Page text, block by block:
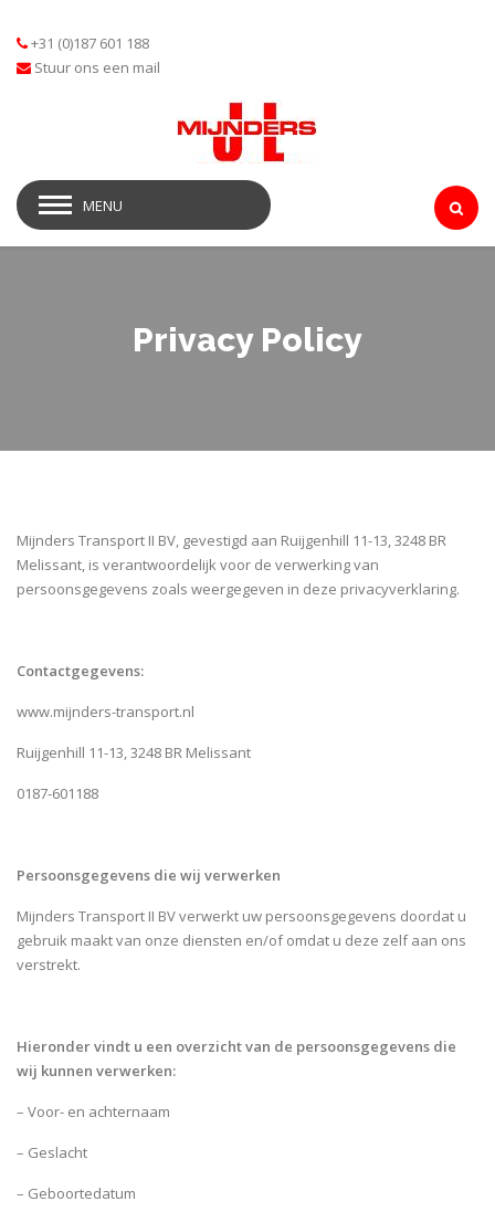
+31 (0)187 601 188
Stuur ons een mail
MENU
Privacy Policy
Mijnders Transport II BV, gevestigd aan Ruijgenhill 11-13, 3248 BR
Melissant, is verantwoordelijk voor de verwerking van
persoonsgegevens zoals weergegeven in deze privacyverklaring.
Contactgegevens:
www.mijnders-transport.nl
Ruijgenhill 11-13, 3248 BR Melissant
0187-601188
Persoonsgegevens die wij verwerken
Mijnders Transport II BV verwerkt uw persoonsgegevens doordat u
gebruik maakt van onze diensten en/of omdat u deze zelf aan ons
verstrekt.
Hieronder vindt u een overzicht van de persoonsgegevens die
wij kunnen verwerken:
– Voor- en achternaam
– Geslacht
– Geboortedatum